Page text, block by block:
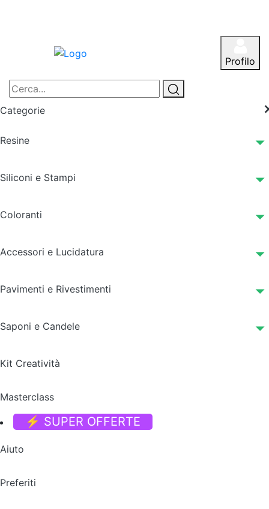
Profilo
Categorie
Resine
Siliconi e Stampi
Coloranti
Accessori e Lucidatura
Pavimenti e Rivestimenti
Saponi e Candele
Kit Creatività
Masterclass
⚡ SUPER OFFERTE
Aiuto
Preferiti